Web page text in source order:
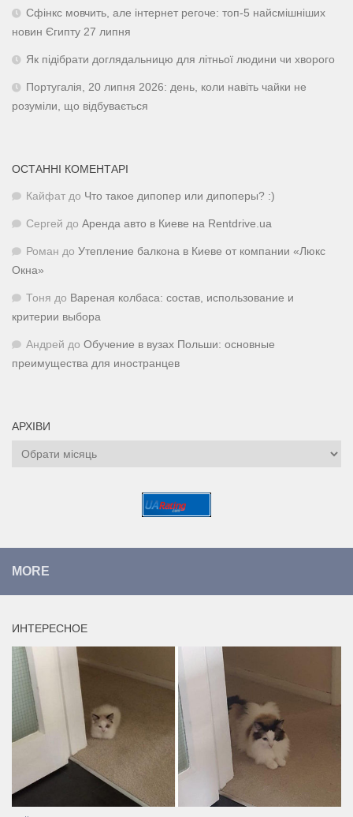
Сфінкс мовчить, але інтернет регоче: топ-5 найсмішніших
новин Єгипту 27 липня
Як підібрати доглядальницю для літньої людини чи хворого
Португалія, 20 липня 2026: день, коли навіть чайки не
розуміли, що відбувається
ОСТАННІ КОМЕНТАРІ
Кайфат до Что такое дипопер или дипоперы? :)
Сергей до Аренда авто в Киеве на Rentdrive.ua
Роман до Утепление балкона в Киеве от компании «Люкс
Окна»
Тоня до Вареная колбаса: состав, использование и
критерии выбора
Андрей до Обучение в вузах Польши: основные
преимущества для иностранцев
АРХІВИ
Архіви
MORE
ИНТЕРЕСНОЕ